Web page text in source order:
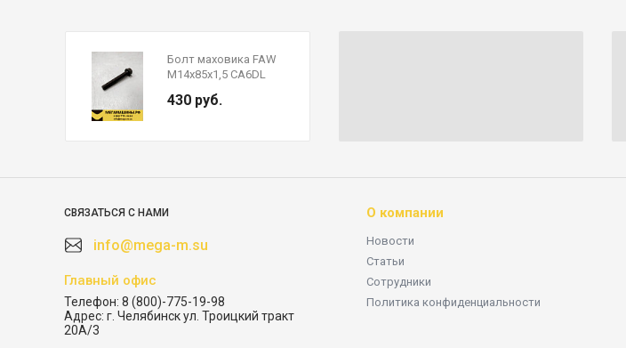
Болт маховика FAW
М14х85х1,5 CA6DL
430 руб.
СВЯЗАТЬСЯ С НАМИ
info@mega-m.su
Главный офис
Телефон: 8 (800)-775-19-98
Адрес: г. Челябинск ул. Троицкий тракт
20А/3
О компании
Новости
Статьи
Сотрудники
Политика конфиденциальности